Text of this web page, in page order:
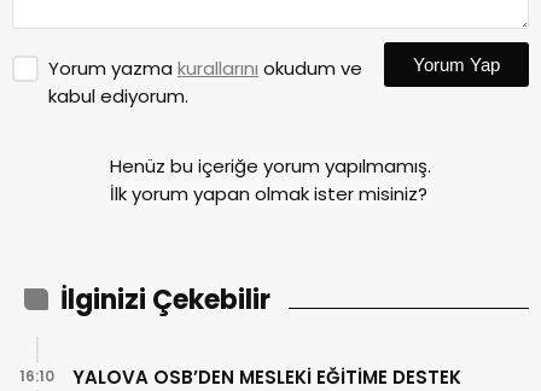
Yorum yazma kurallarını okudum ve
kabul ediyorum.
Yorum Yap
Henüz bu içeriğe yorum yapılmamış.
İlk yorum yapan olmak ister misiniz?
İlginizi Çekebilir
YALOVA OSB’DEN MESLEKİ EĞİTİME DESTEK
16:10